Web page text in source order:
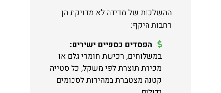
ההשלכות של מדידה לא מדויקת הן
רחבות היקף:
הפסדים כספיים ישירים:
במשלוחים, רכישת חומרי גלם או
מכירת תוצרת לפי משקל, כל סטייה
קטנה מצטברת במהירות לסכומים